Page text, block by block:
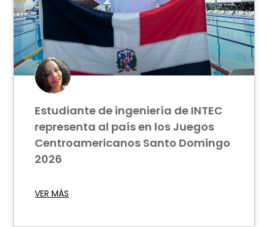
Estudiante de ingeniería de INTEC
representa al país en los Juegos
Centroamericanos Santo Domingo
2026
VER MÁS